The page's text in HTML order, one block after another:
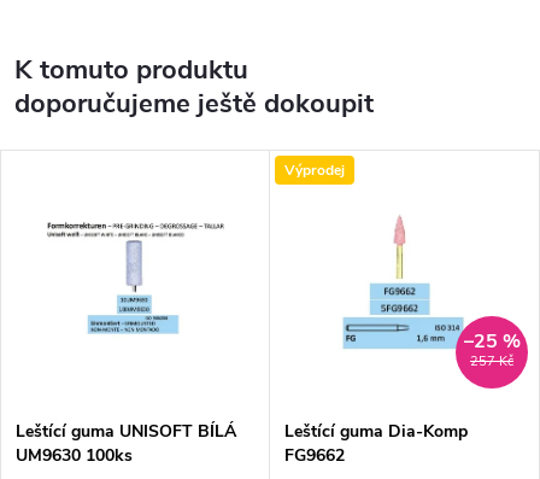
K tomuto produktu
doporučujeme ještě dokoupit
Leštící guma UNISOFT BÍLÁ
UM9630 100ks
Výprodej
257 Kč
–25 %
Leštící guma Dia-Komp
FG9662